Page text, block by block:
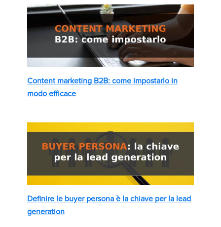
Content marketing B2B: come impostarlo in
modo efficace
Definire le buyer persona è la chiave per la lead
generation